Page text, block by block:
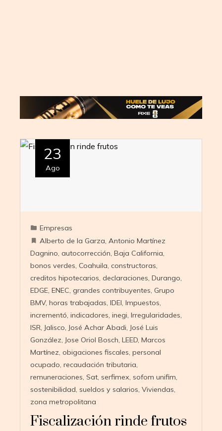
23
Ago
Empresas
Alberto de la Garza, Antonio Martínez
Dagnino, autocorrección, Baja California,
bonos verdes, Coahuila, constructoras,
creditos hipotecarios, declaraciones, Durango,
EDGE, ENEC, grandes contribuyentes, Grupo
BMV, horas trabajadas, IDEI, Impuestos,
incrementó, indicadores, inegi, Irregularidades,
ISR, Jalisco, José Achar Abadi, José Luis
González, Jose Oriol Bosch, LEED, Marcos
Martínez, obigaciones fiscales, personal
ocupado, recaudación tributaria,
remuneraciones, Sat, serfimex, sofom unifim,
sostenibilidad, sueldos y salarios, Viviendas,
zona metropolitana
Fiscalización rinde frutos